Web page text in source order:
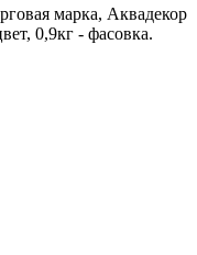
марка, Аквадекор
0,9кг - фасовка.